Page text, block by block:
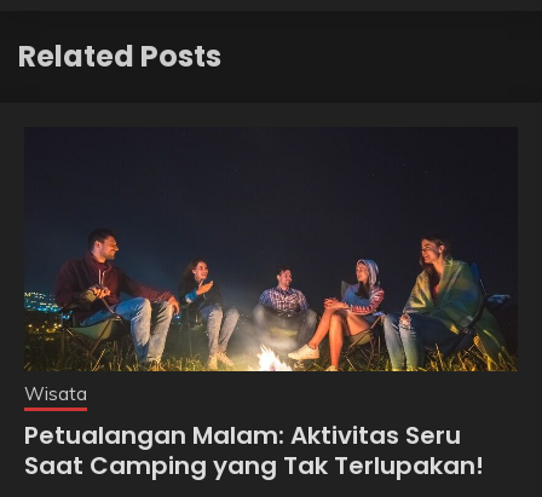
Related Posts
Wisata
Petualangan Malam: Aktivitas Seru
Saat Camping yang Tak Terlupakan!